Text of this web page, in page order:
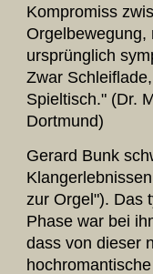
Kompromiss
ursprünglich
Zwar
Spieltisch." (Dr.
Dortmund)
Gerard Bunk
zur Orgel"). Das
Phase war bei
dass von dieser